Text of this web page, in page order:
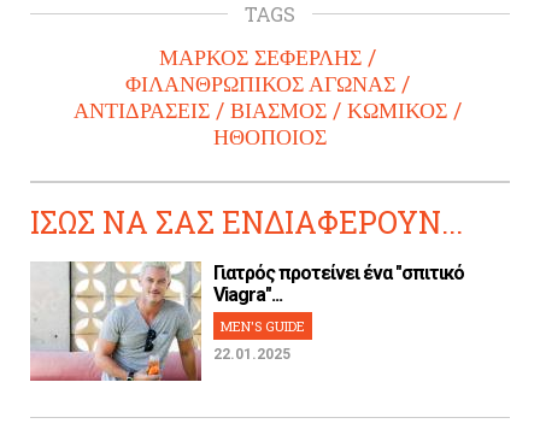
TAGS
ΜΑΡΚΟΣ ΣΕΦΕΡΛΗΣ
ΦΙΛΑΝΘΡΩΠΙΚΟΣ ΑΓΩΝΑΣ
ΑΝΤΙΔΡΑΣΕΙΣ
ΒΙΑΣΜΟΣ
ΚΩΜΙΚΟΣ
ΗΘΟΠΟΙΟΣ
ΙΣΩΣ ΝΑ ΣΑΣ ΕΝΔΙΑΦΕΡΟΥΝ...
Γιατρός προτείνει ένα "σπιτικό
Viagra"...
MEN'S GUIDE
22.01.2025